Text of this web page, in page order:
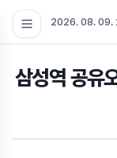
2026. 08. 09.
삼성역 공유